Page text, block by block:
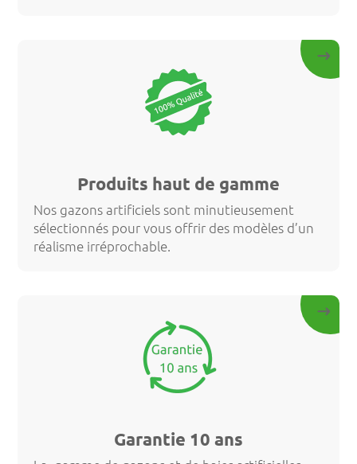
Produits haut de gamme
Nos gazons artificiels sont minutieusement
sélectionnés pour vous offrir des modèles d’un
réalisme irréprochable.
Garantie 10 ans